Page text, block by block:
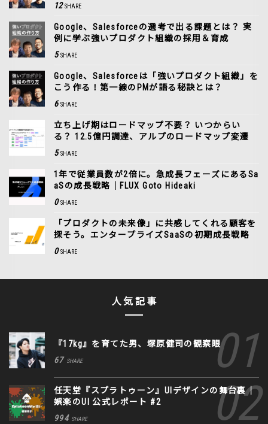
12 SHARE
Google、Salesforceの選考で出る課題とは？ 実
例に学ぶ強いプロダクト組織の採用＆育成
5 SHARE
Google、Salesforceは「強いプロダクト組織」を
こう作る！第一線のPMが語る秘訣とは？
6 SHARE
立ち上げ期はロードマップ不要？ いつからい
る？ 12.5億円調達、アルプのロードマップ変遷
5 SHARE
1年で従業員数が2倍に。急成長フェーズにあるSa
aSの成長戦略｜FLUX Goto Hideaki
0 SHARE
「プロダクトの未来像」に共感してくれる顧客を
探そう。エンタープライズSaaSの初期成長戦略
0 SHARE
人気記事
『17kg』を育てた男、塚原健司の観察眼
67 SHARE
任天堂『スプラトゥーン』UIデザインの舞台裏｜
娯楽のUI 公式レポート #2
994 SHARE